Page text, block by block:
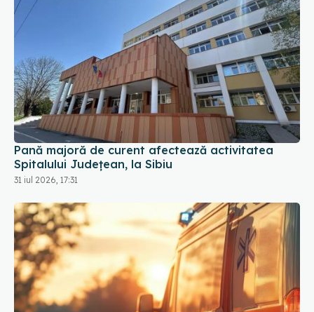
Pană majoră de curent afectează activitatea
Spitalului Județean, la Sibiu
31 iul 2026, 17:31